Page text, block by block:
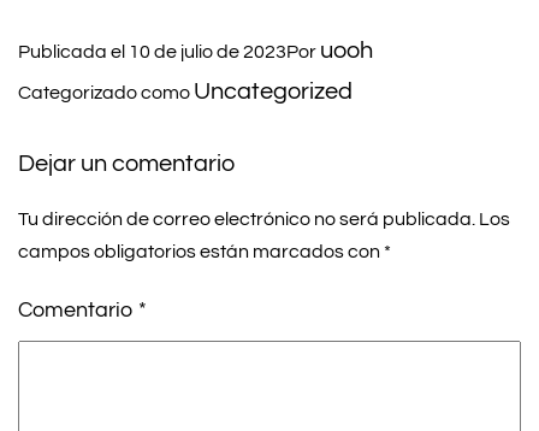
Publicada el 10 de julio de 2023Por uooh
Categorizado como Uncategorized
Dejar un comentario
Tu dirección de correo electrónico no será publicada. Los
campos obligatorios están marcados con *
Comentario *